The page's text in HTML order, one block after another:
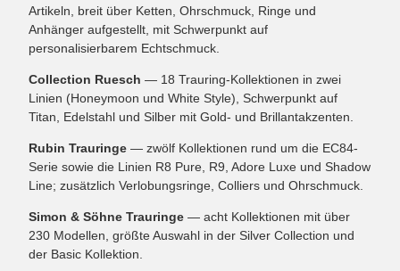
Artikeln, breit über Ketten, Ohrschmuck, Ringe und
Anhänger aufgestellt, mit Schwerpunkt auf
personalisierbarem Echtschmuck.
Collection Ruesch — 18 Trauring-Kollektionen in zwei
Linien (Honeymoon und White Style), Schwerpunkt auf
Titan, Edelstahl und Silber mit Gold- und Brillantakzenten.
Rubin Trauringe — zwölf Kollektionen rund um die EC84-
Serie sowie die Linien R8 Pure, R9, Adore Luxe und Shadow
Line; zusätzlich Verlobungsringe, Colliers und Ohrschmuck.
Simon & Söhne Trauringe — acht Kollektionen mit über
230 Modellen, größte Auswahl in der Silver Collection und
der Basic Kollektion.